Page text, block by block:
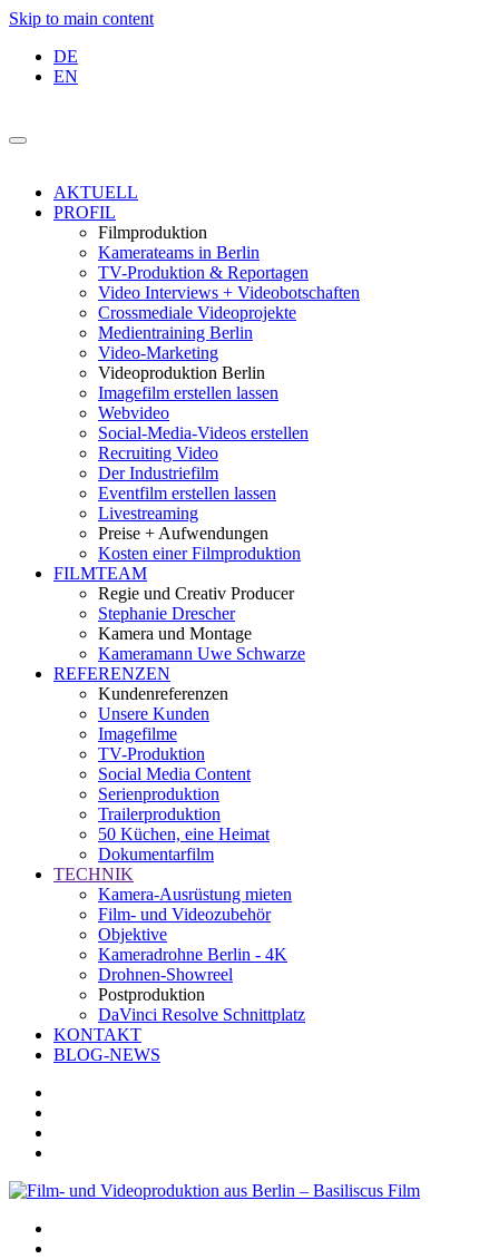
Skip to main content
DE
EN
AKTUELL
PROFIL
Filmproduktion
Kamerateams in Berlin
TV-Produktion & Reportagen
Video Interviews + Videobotschaften
Crossmediale Videoprojekte
Medientraining Berlin
Video-Marketing
Videoproduktion Berlin
Imagefilm erstellen lassen
Webvideo
Social-Media-Videos erstellen
Recruiting Video
Der Industriefilm
Eventfilm erstellen lassen
Livestreaming
Preise + Aufwendungen
Kosten einer Filmproduktion
FILMTEAM
Regie und Creativ Producer
Stephanie Drescher
Kamera und Montage
Kameramann Uwe Schwarze
REFERENZEN
Kundenreferenzen
Unsere Kunden
Imagefilme
TV-Produktion
Social Media Content
Serienproduktion
Trailerproduktion
50 Küchen, eine Heimat
Dokumentarfilm
TECHNIK
Kamera-Ausrüstung mieten
Film- und Videozubehör
Objektive
Kameradrohne Berlin - 4K
Drohnen-Showreel
Postproduktion
DaVinci Resolve Schnittplatz
KONTAKT
BLOG-NEWS